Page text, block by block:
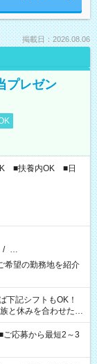
掲載日：2026.08.06
プレゼン
■扶養内OK ■日
/ …
望の勤務地を紹介
「できれば残業はし
ク希望
、もう1つのお仕事
は応募できません。
応募から最短2～3